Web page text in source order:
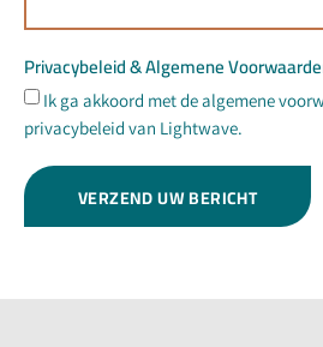
Privacybeleid & Algemene
Ik ga akkoord met de algemene
privacybeleid van Lightwave.
VERZEND UW BERICHT